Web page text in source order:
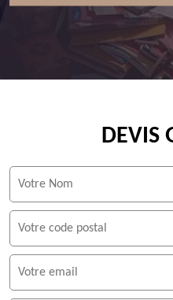
DEVIS